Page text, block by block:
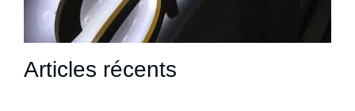
Articles récents